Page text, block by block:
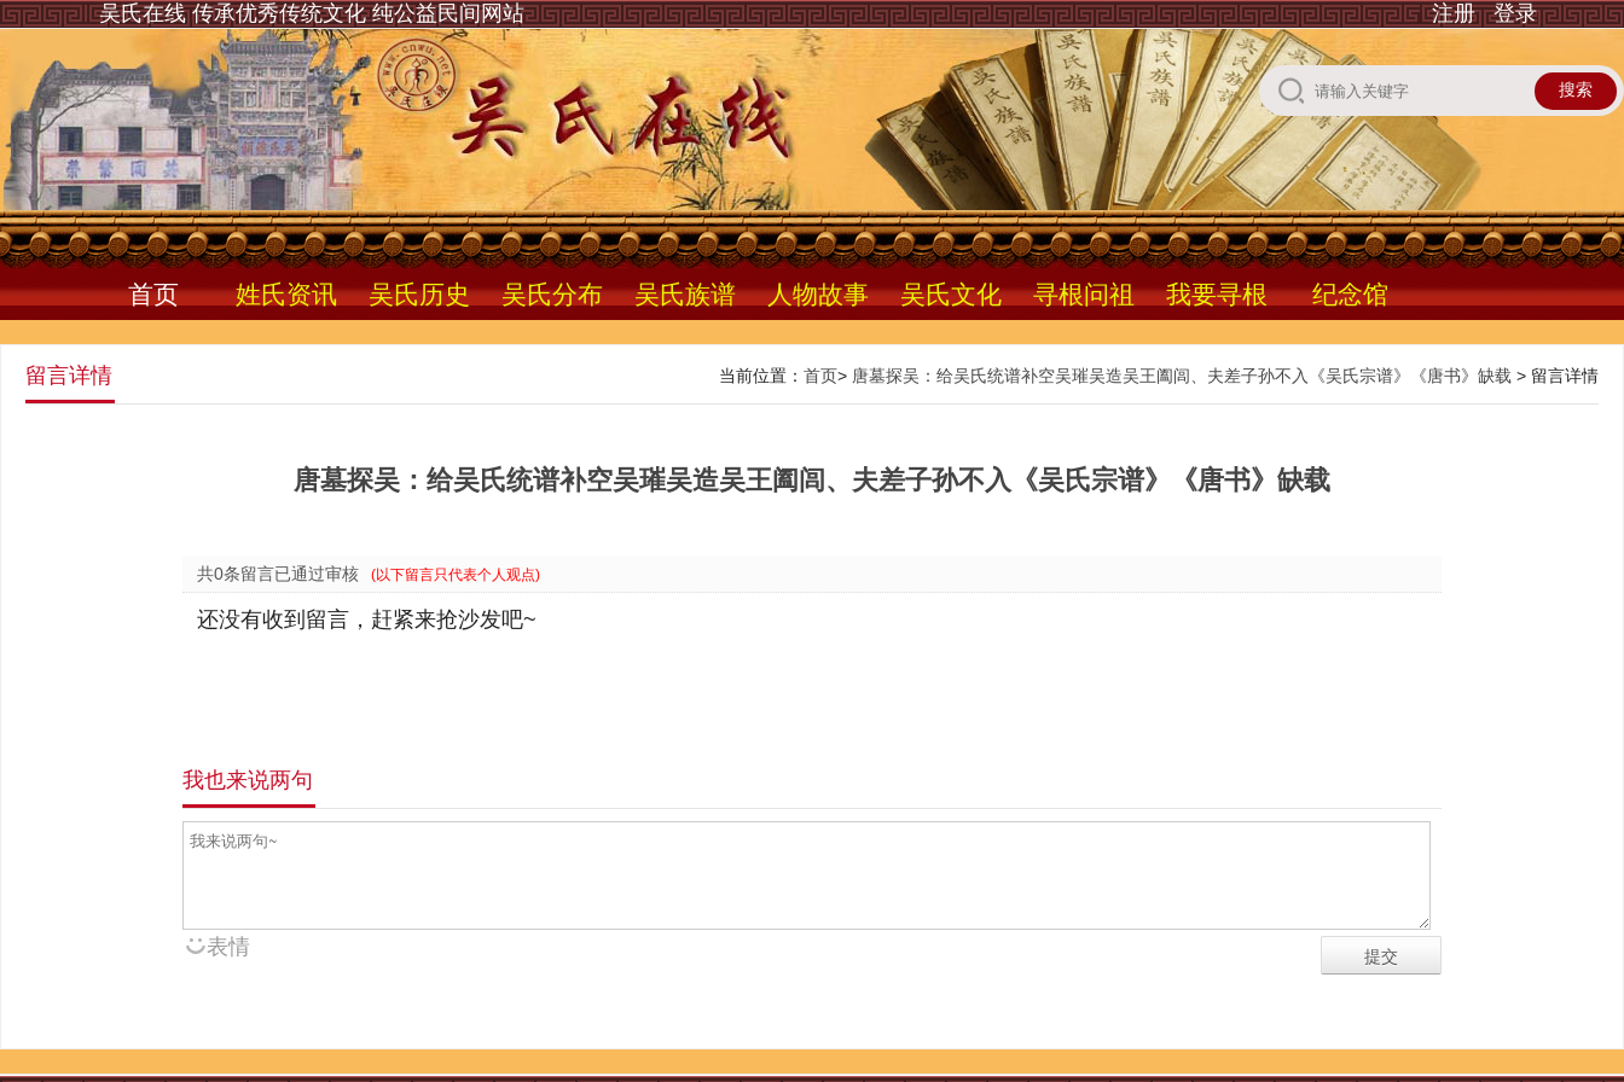
注册 登录
吴氏在线 传承优秀传统文化 纯公益民间网站
首页 姓氏资讯 吴氏历史 吴氏分布 吴氏族谱 人物故事 吴氏文化 寻根问祖 我要寻根 纪念馆
留言详情 当前位置： 首页> 唐墓探吴：给吴氏统谱补空吴璀吴造吴王阖闾、夫差子孙不入《吴氏宗谱》《唐书》缺载 > 留言详情
唐墓探吴：给吴氏统谱补空吴璀吴造吴王阖闾、夫差子孙不入《吴氏宗谱》《唐书》缺载
共0条留言已通过审核 (以下留言只代表个人观点)
还没有收到留言，赶紧来抢沙发吧~
我也来说两句
表情